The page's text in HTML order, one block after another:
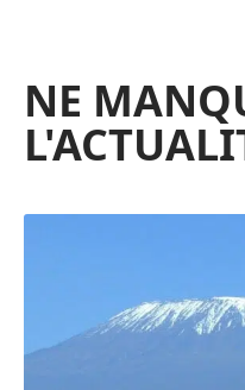
NE